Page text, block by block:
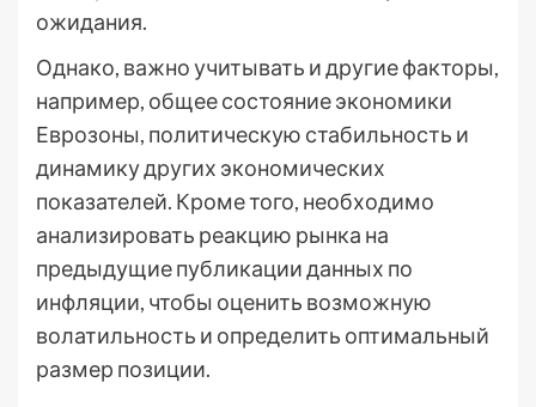
ожидания.
Однако, важно учитывать и другие факторы,
например, общее состояние экономики
Еврозоны, политическую стабильность и
динамику других экономических
показателей. Кроме того, необходимо
анализировать реакцию рынка на
предыдущие публикации данных по
инфляции, чтобы оценить возможную
волатильность и определить оптимальный
размер позиции.